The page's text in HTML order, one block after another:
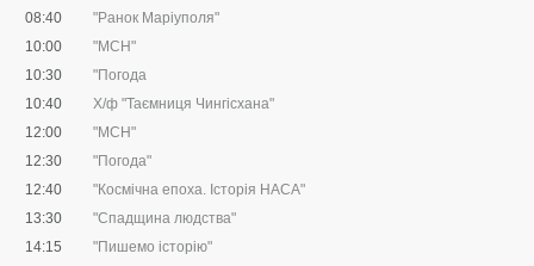
08:40
"Ранок Маріуполя"
10:00
"МСН"
10:30
"Погода
10:40
Х/ф "Таємниця Чингісхана"
12:00
"МСН"
12:30
"Погода"
12:40
"Космічна епоха. Історія НАСА"
13:30
"Спадщина людства"
14:15
"Пишемо історію"